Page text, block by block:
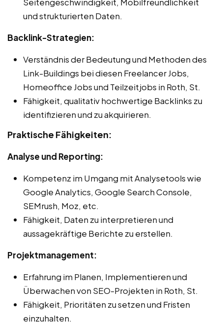
und strukturierten Daten.
Backlink-Strategien:
Verständnis der Bedeutung und Methoden des
Link-Buildings bei diesen Freelancer Jobs,
Homeoffice Jobs und Teilzeitjobs in Roth, St.
Fähigkeit, qualitativ hochwertige Backlinks zu
identifizieren und zu akquirieren.
Praktische Fähigkeiten:
Analyse und Reporting:
Kompetenz im Umgang mit Analysetools wie
Google Analytics, Google Search Console,
SEMrush, Moz, etc.
Fähigkeit, Daten zu interpretieren und
aussagekräftige Berichte zu erstellen.
Projektmanagement:
Erfahrung im Planen, Implementieren und
Überwachen von SEO-Projekten in Roth, St.
Fähigkeit, Prioritäten zu setzen und Fristen
einzuhalten.